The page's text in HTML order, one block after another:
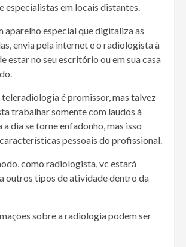
especialistas em locais distantes.
aparelho especial que digitaliza as
envia pela internet e o radiologista à
estar no seu escritório ou em sua casa
é promissor, mas talvez
trabalhar somente com laudos à
a dia se torne enfadonho, mas isso
pessoais do profissional.
como radiologista, vc estará
outros tipos de atividade dentro da
sobre a radiologia podem ser